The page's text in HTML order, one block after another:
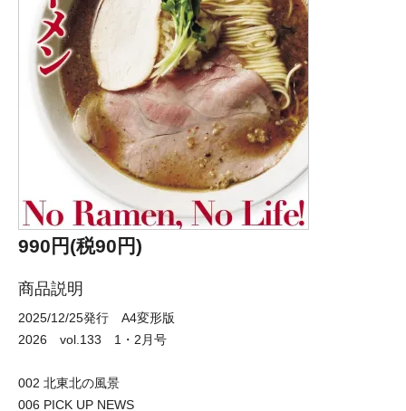
990円(税90円)
商品説明
2025/12/25発行 A4変形版
2026 vol.133 1・2月号
002 北東北の風景
006 PICK UP NEWS